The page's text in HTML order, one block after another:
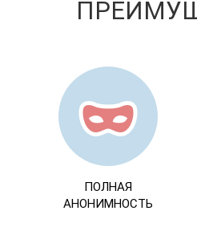
ПОЛНАЯ
АНОНИМНОСТЬ